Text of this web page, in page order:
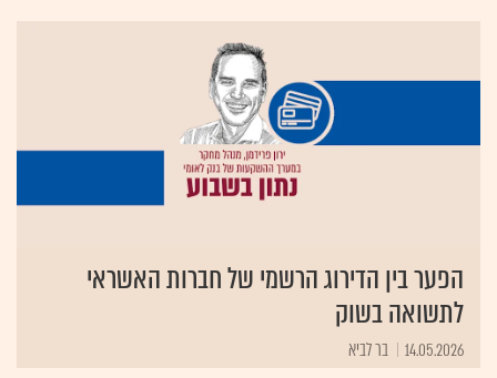
הפער בין הדירוג הרשמי של חברות האשראי
לתשואה בשוק
14.05.2026 בר לביא